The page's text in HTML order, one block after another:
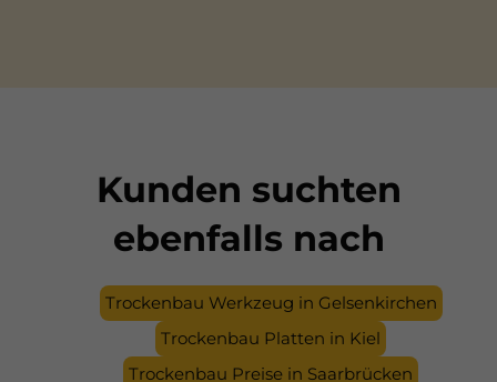
Kunden suchten
ebenfalls nach
Trockenbau Werkzeug in Gelsenkirchen
Trockenbau Platten in Kiel
Trockenbau Preise in Saarbrücken